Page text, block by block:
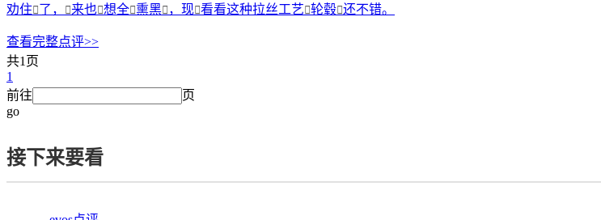
劝住了， 来也想全熏黑 ，现看看这种拉丝工艺 轮毂还不错。
查看完整点评>>
共1 页
1
前往
页
go
接下来要看